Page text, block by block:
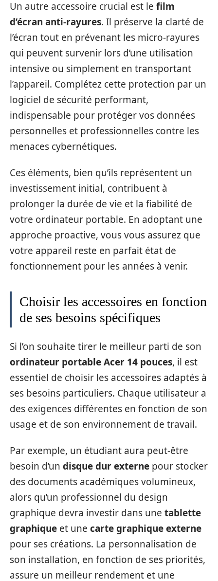
Un autre accessoire crucial est le film
d’écran anti-rayures. Il préserve la clarté de
l’écran tout en prévenant les micro-rayures
qui peuvent survenir lors d’une utilisation
intensive ou simplement en transportant
l’appareil. Complétez cette protection par un
logiciel de sécurité performant,
indispensable pour protéger vos données
personnelles et professionnelles contre les
menaces cybernétiques.
Ces éléments, bien qu’ils représentent un
investissement initial, contribuent à
prolonger la durée de vie et la fiabilité de
votre ordinateur portable. En adoptant une
approche proactive, vous vous assurez que
votre appareil reste en parfait état de
fonctionnement pour les années à venir.
Choisir les accessoires en fonction
de ses besoins spécifiques
Si l’on souhaite tirer le meilleur parti de son
ordinateur portable Acer 14 pouces, il est
essentiel de choisir les accessoires adaptés à
ses besoins particuliers. Chaque utilisateur a
des exigences différentes en fonction de son
usage et de son environnement de travail.
Par exemple, un étudiant aura peut-être
besoin d’un disque dur externe pour stocker
des documents académiques volumineux,
alors qu’un professionnel du design
graphique devra investir dans une tablette
graphique et une carte graphique externe
pour ses créations. La personnalisation de
son installation, en fonction de ses priorités,
assure un meilleur rendement et une